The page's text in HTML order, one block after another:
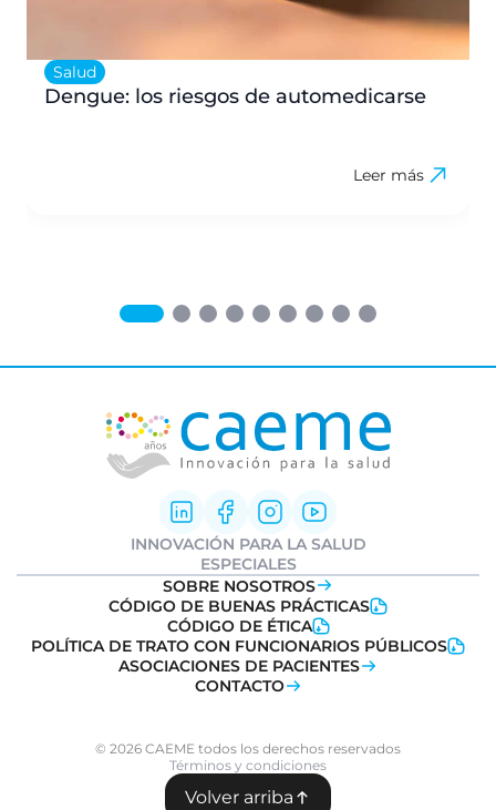
Salud
Dengue: los riesgos de automedicarse
Leer más
INNOVACIÓN PARA LA SALUD
Innovación Farmacéutica
I+D clínica
Sociedad y Medicamentos
Transformación Digital
Salud
Farmacovigilancia
ESPECIALES
Informe Weber
Ideatón Salud
InnovationDay
SOBRE NOSOTROS
CÓDIGO DE BUENAS PRÁCTICAS
CÓDIGO DE ÉTICA
POLÍTICA DE TRATO CON FUNCIONARIOS PÚBLICOS
ASOCIACIONES DE PACIENTES
CONTACTO
© 2026 CAEME todos los derechos reservados
Términos y condiciones
Volver arriba